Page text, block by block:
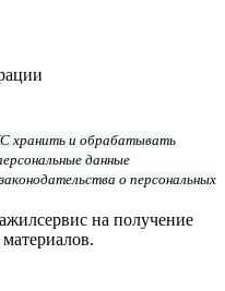
хранить и обрабатывать
данные
о персональных
на получение